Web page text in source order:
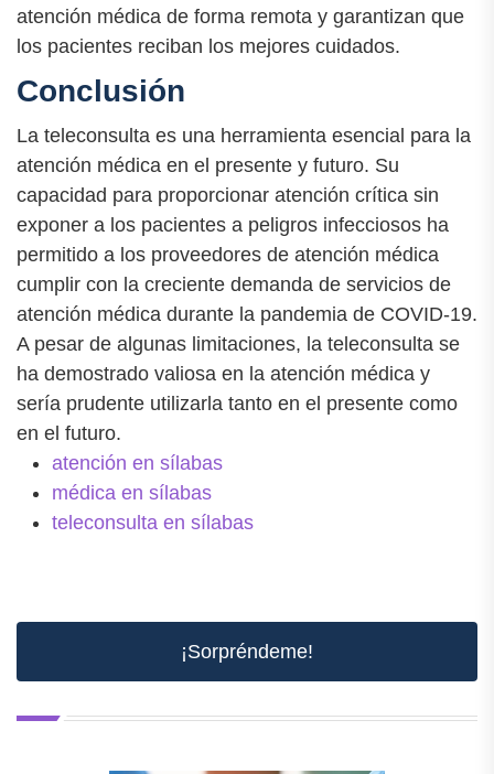
atención médica de forma remota y garantizan que
los pacientes reciban los mejores cuidados.
Conclusión
La teleconsulta es una herramienta esencial para la
atención médica en el presente y futuro. Su
capacidad para proporcionar atención crítica sin
exponer a los pacientes a peligros infecciosos ha
permitido a los proveedores de atención médica
cumplir con la creciente demanda de servicios de
atención médica durante la pandemia de COVID-19.
A pesar de algunas limitaciones, la teleconsulta se
ha demostrado valiosa en la atención médica y
sería prudente utilizarla tanto en el presente como
en el futuro.
atención en sílabas
médica en sílabas
teleconsulta en sílabas
¡Sorpréndeme!